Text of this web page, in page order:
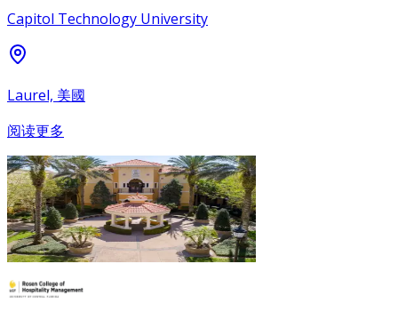
Capitol Technology University
Laurel, 美國
阅读更多